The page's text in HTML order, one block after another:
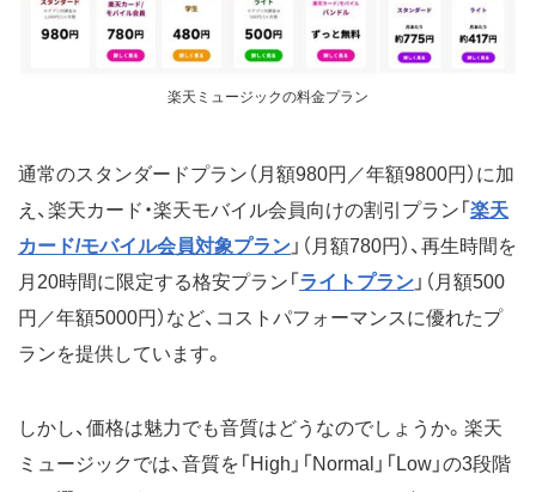
楽天ミュージックの料金プラン
通常のスタンダードプラン（月額980円／年額9800円）に加
え、楽天カード・楽天モバイル会員向けの割引プラン「 楽天
カード/モバイル会員対象プラン 」（月額780円）、再生時間を
月20時間に限定する格安プラン「 ライトプラン 」（月額500
円／年額5000円）など、コストパフォーマンスに優れたプ
ランを提供しています。
しかし、価格は魅力でも音質はどうなのでしょうか。楽天
ミュージックでは、音質を「High」「Normal」「Low」の3段階